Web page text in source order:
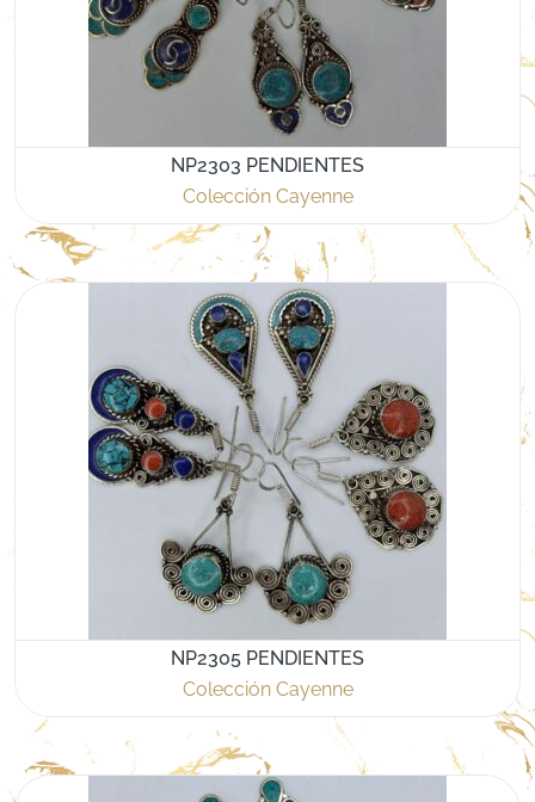
NP2303 PENDIENTES
Colección Cayenne
NP2305 PENDIENTES
Colección Cayenne